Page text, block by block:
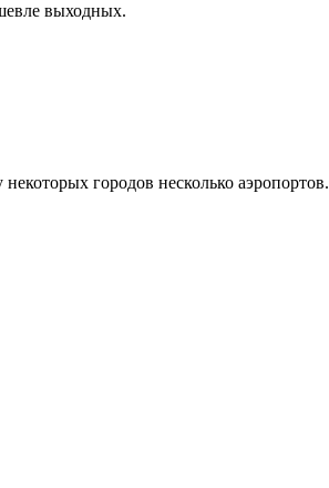
выходных.
городов несколько аэропортов.